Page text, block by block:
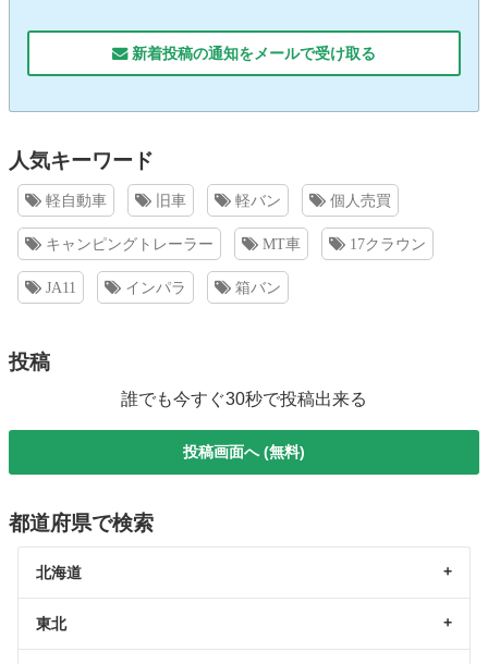
新着投稿の通知をメールで受け取る
人気キーワード
軽自動車 旧車 軽バン 個人売買
キャンピングトレーラー MT車 17クラウン
JA11 インパラ 箱バン
投稿
誰でも今すぐ30秒で投稿出来る
投稿画面へ (無料)
都道府県で検索
北海道
東北